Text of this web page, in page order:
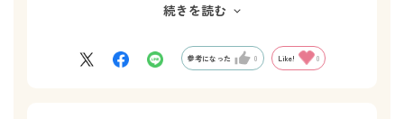
一秒タオルをお祝いとしてあげた人からは大変喜ばれ、その事を
せてくれます。
続きを読む
参考になった 0 Like! 0